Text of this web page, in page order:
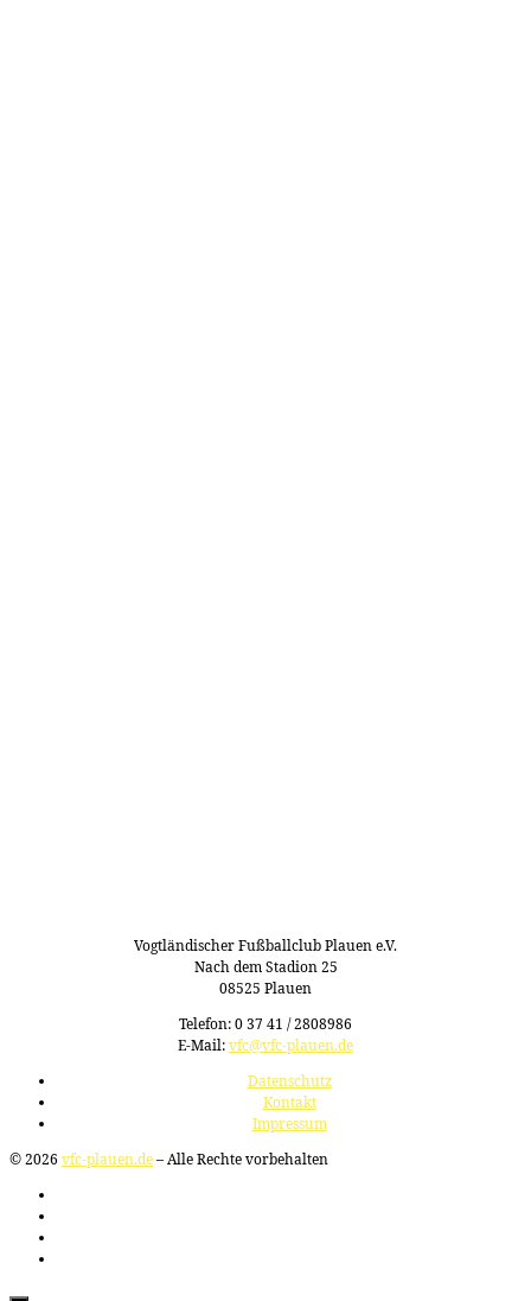
Vogtländischer Fußballclub Plauen e.V.
Nach dem Stadion 25
08525 Plauen
Telefon: 0 37 41 / 2808986
E-Mail:vfc@vfc-plauen.de
Datenschutz
Kontakt
Impressum
© 2026 vfc-plauen.de– Alle Rechte vorbehalten